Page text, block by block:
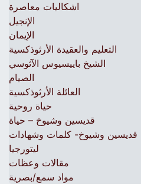
اشكاليات معاصرة
الإنجيل
الإيمان
التعليم والعقيدة الأرثوذكسية
الشيخ باييسيوس الآثوسي
الصيام
العائلة الأرثوذكسية
حياة روحية
قديسين وشيوخ – حياة
قديسين وشيوخ- كلمات وشهادات
ليتورجيا
مقالات وعظات
مواد سمع/بصرية